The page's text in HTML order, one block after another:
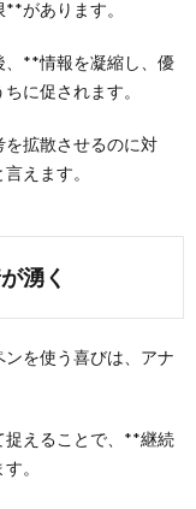
があります。
、**情報を凝縮し、優
に促されます。
拡散させるのに対
えます。
湧く
を使う喜びは、アナ
捉えることで、**継続
。